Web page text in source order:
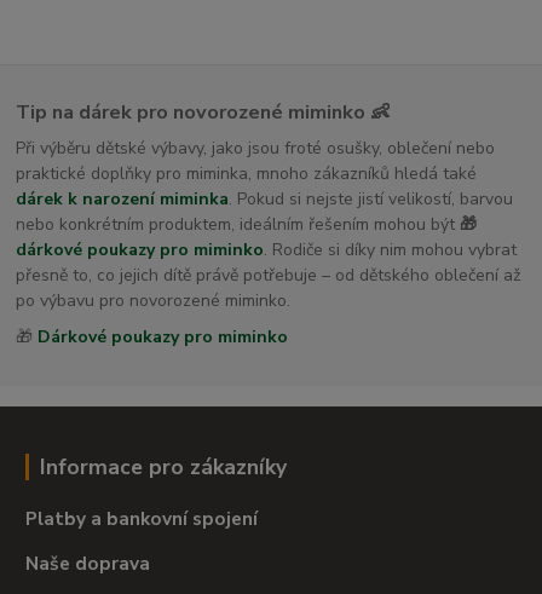
Tip na dárek pro novorozené miminko 👶
Při výběru dětské výbavy, jako jsou froté osušky, oblečení nebo
praktické doplňky pro miminka, mnoho zákazníků hledá také
dárek k narození miminka. Pokud si nejste jistí velikostí, barvou
nebo konkrétním produktem, ideálním řešením mohou být 🎁
dárkové poukazy pro miminko. Rodiče si díky nim mohou vybrat
přesně to, co jejich dítě právě potřebuje – od dětského oblečení až
po výbavu pro novorozené miminko.
🎁 Dárkové poukazy pro miminko
Informace pro zákazníky
Platby a bankovní spojení
Naše doprava